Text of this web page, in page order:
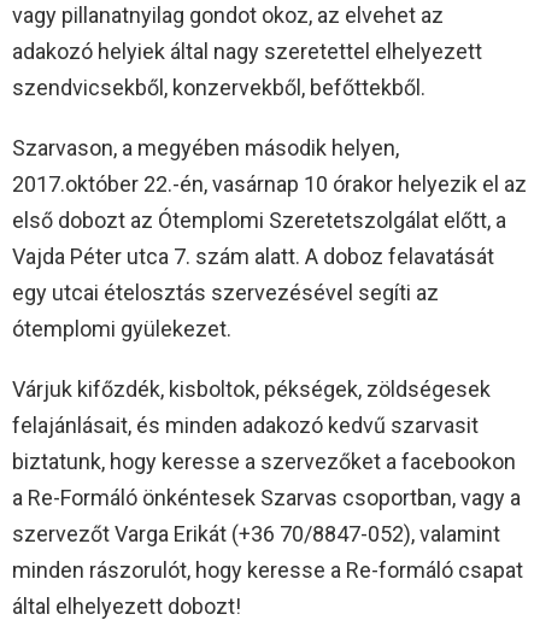
vagy pillanatnyilag gondot okoz, az elvehet az
adakozó helyiek által nagy szeretettel elhelyezett
szendvicsekből, konzervekből, befőttekből.
Szarvason, a megyében második helyen,
2017.október 22.-én, vasárnap 10 órakor helyezik el az
első dobozt az Ótemplomi Szeretetszolgálat előtt, a
Vajda Péter utca 7. szám alatt. A doboz felavatását
egy utcai ételosztás szervezésével segíti az
ótemplomi gyülekezet.
Várjuk kifőzdék, kisboltok, pékségek, zöldségesek
felajánlásait, és minden adakozó kedvű szarvasit
biztatunk, hogy keresse a szervezőket a facebookon
a Re-Formáló önkéntesek Szarvas csoportban, vagy a
szervezőt Varga Erikát (+36 70/8847-052), valamint
minden rászorulót, hogy keresse a Re-formáló csapat
által elhelyezett dobozt!